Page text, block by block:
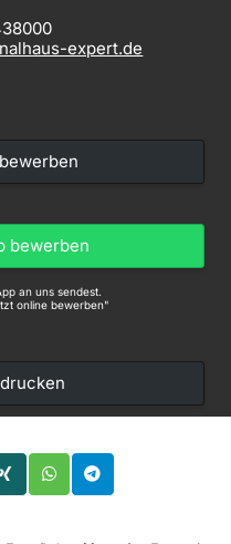
expert.de
bewerben
an uns sendest.
online bewerben"